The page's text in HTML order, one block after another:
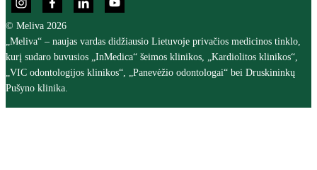
© Meliva 2026
„Meliva“ – naujas vardas didžiausio Lietuvoje privačios medicinos tinklo,
kurį sudaro buvusios „InMedica“ šeimos klinikos, „Kardiolitos klinikos“,
„VIC odontologijos klinikos“, „Panevėžio odontologai“ bei Druskininkų
Pušyno klinika.